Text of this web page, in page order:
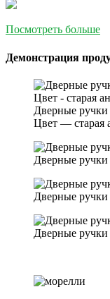
Посмотреть больше
Демонстрация
Дверные
Цвет — старая
Дверные
Дверные
Дверные ручки